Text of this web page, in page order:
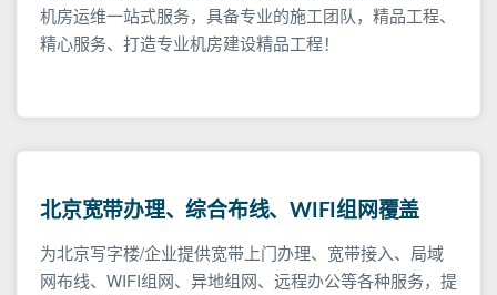
机房运维一站式服务，具备专业的施工团队，精品工程、
精心服务、打造专业机房建设精品工程！
北京宽带办理、综合布线、WIFI组网覆盖
为北京写字楼/企业提供宽带上门办理、宽带接入、局域
网布线、WIFI组网、异地组网、远程办公等各种服务，提